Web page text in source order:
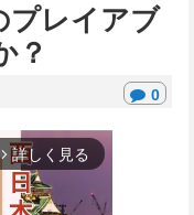
プレイアブ
？
0
arrow_forward_ios 詳しく見る